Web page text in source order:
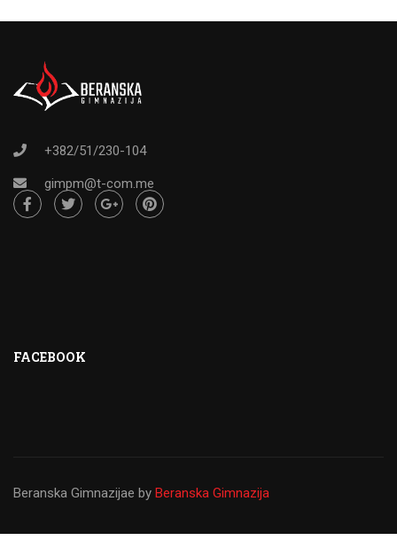
+382/51/230-104
gimpm@t-com.me
FACEBOOK
Beranska Gimnazijae by Beranska Gimnazija